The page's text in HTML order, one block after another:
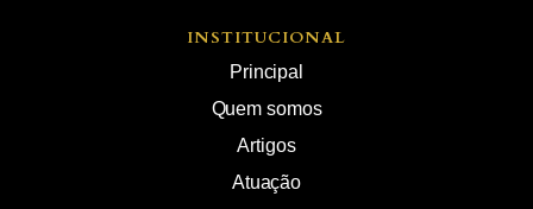
INSTITUCIONAL
Principal
Quem somos
Artigos
Atuação